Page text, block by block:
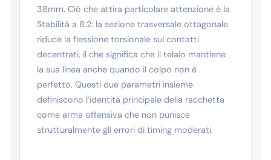
38mm. Ciò che attira particolare attenzione è la
Stabilità a 8.2: la sezione trasversale ottagonale
riduce la flessione torsionale sui contatti
decentrati, il che significa che il telaio mantiene
la sua linea anche quando il colpo non è
perfetto. Questi due parametri insieme
definiscono l’identità principale della racchetta
come arma offensiva che non punisce
strutturalmente gli errori di timing moderati.